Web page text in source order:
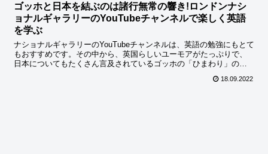
ゴッホと日本を結ぶのは諸行無常の響き!ロンドンナシ
ョナルギャラリーのYouTubeチャンネルで楽しく英語
を学ぶ
ナショナルギャラリーのYouTubeチャンネルは、英語の勉強にもとて
もおすすめです。その中から、英国らしいユーモアがたっぷりで、
日本についてもたくさん言及されているゴッホの「ひまわり」の動
18.09.2022